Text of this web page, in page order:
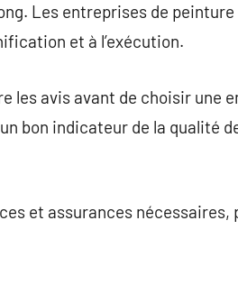
Les entreprises de
et à l’exécution.
les avis avant de choisir une
bon indicateur de la qualité
et assurances nécessaires,